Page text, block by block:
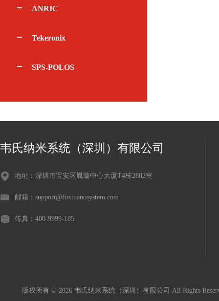
ANRIC
Tekeronix
SPS-POLOS
韦氏纳米系统（深圳）有限公司
地址：深圳市宝安区胤璇中心大厦T4栋2802室
邮箱：support@firstnanosystem.com
传真：400-9999-185
版权所有 © 2026 韦氏纳米系统（深圳）有限公司 All Rights